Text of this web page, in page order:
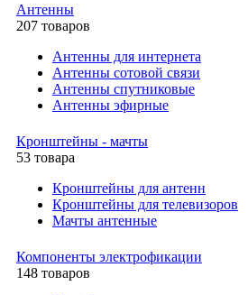
Антенны
207 товаров
Антенны для интернета
Антенны сотовой связи
Антенны спутниковые
Антенны эфирные
Кронштейны - мачты
53 товара
Кронштейны для антенн
Кронштейны для телевизоров
Мачты антенные
Компоненты электрофикации
148 товаров